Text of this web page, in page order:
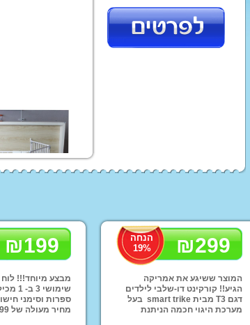
עגלת תינוק בבה קומפורט
עגלות סייבקס - CYBEX
עגלת תינוק ג'נה ריידר
ABC
נדנדה לתינוק בימבות ופדלים
טרקטור פדלים
₪299
הנחה
19%
המוצר ששיגע את אמריקה
הגיע!! קורקינט דו-שלבי לילדים
דגם T3 מבית smart trike בעל
מערכת היגוי חכמה הניתנת
₪199
מבצע מיוחד!!! לוח
ספרות וסימני